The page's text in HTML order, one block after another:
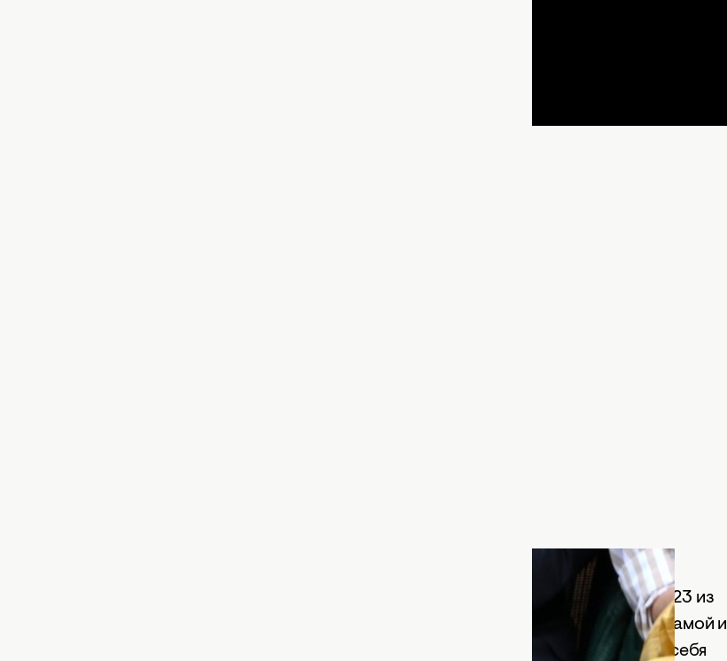
Так, члены королевской семьи наблюдали за финалом Уимблдона-2023 из
королевской ложи на центральном корте. Шарлотта сидела рядом с мамой и
старшим братом. И хотя в самом начале матче Шарлотта чувствовала себя